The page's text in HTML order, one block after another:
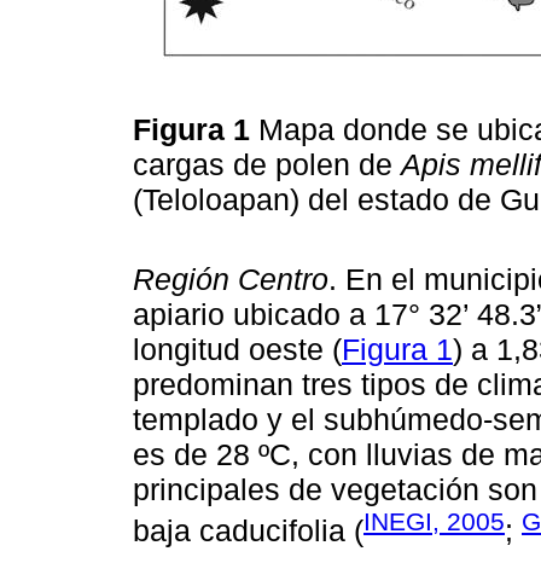
Figura 1 Mapa donde se
cargas de polen deApis
(Teloloapan) del estado de
Región Centro. En el
apiario ubicado a 17° 32’
longitud oeste (Figura 1) a
predominan tres tipos de
templado y el subhúmedo-
es de 28 ºC, con lluvias de
principales de vegetación
baja caducifolia (INEGI, 2005;